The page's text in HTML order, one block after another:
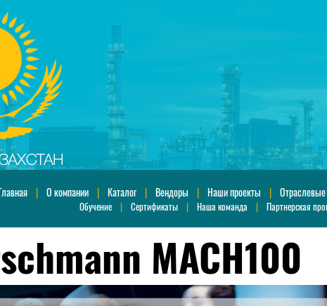
| О компании| Каталог| Вендоры | Наши проекты |
Обучение | Сертификаты | Наша команда | Партнерская
MACH100